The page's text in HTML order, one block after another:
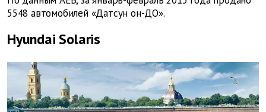
5548 автомобилей «Датсун он-ДО».
Hyundai Solaris